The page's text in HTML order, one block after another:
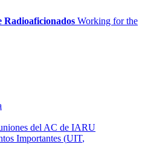
Working for the
del AC de IARU
Importantes (UIT,